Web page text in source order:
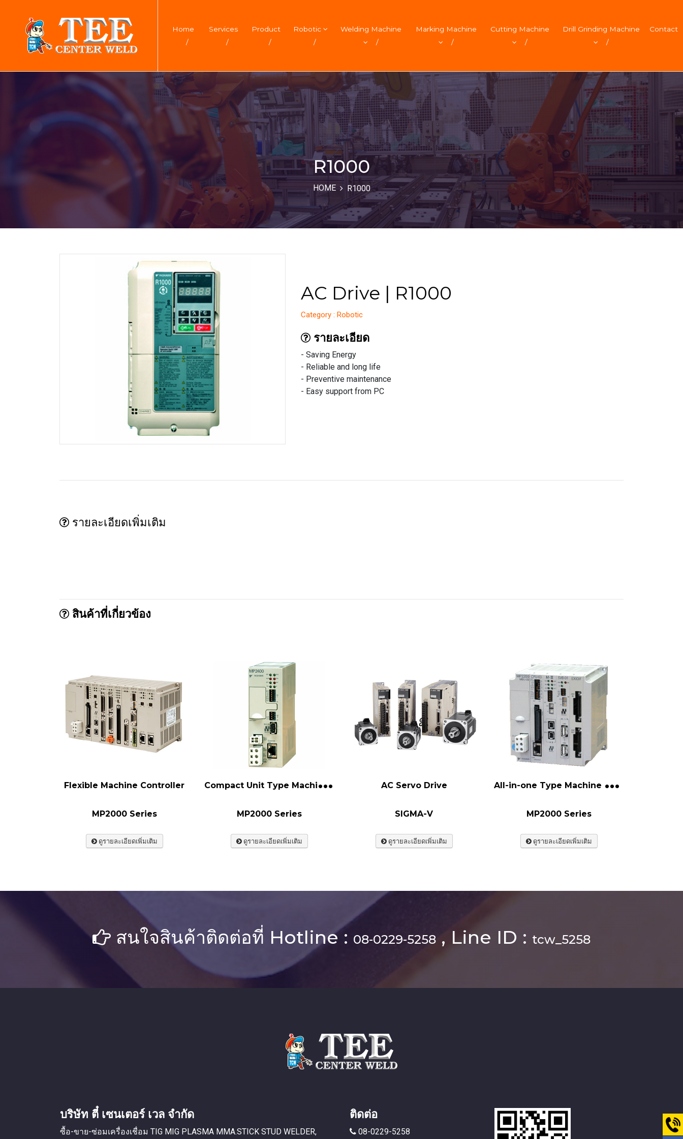
Home
/
Services
/
Product
/
Robotic
/
Welding Machine
/
Marking Machine
/
Cutting Machine
/
Drill Grinding Machine
/
Contact
R1000
HOME R1000
AC Drive | R1000
Category : Robotic
รายละเอียด
- Saving Energy
- Reliable and long life
- Preventive maintenance
- Easy support from PC
รายละเอียดเพิ่มเติม
สินค้าที่เกี่ยวข้อง
Flexible Machine Controller
MP2000 Series
ดูรายละเอียดเพิ่มเติม
C
ompact Unit Type Machine Controller
MP2000 Series
ดูรายละเอียดเพิ่มเติม
AC Servo Drive
SIGMA-V
ดูรายละเอียดเพิ่มเติม
A
ll-in-one Type Machine Controller
MP2000 Series
ดูรายละเอียดเพิ่มเติม
สนใจสินค้าติดต่อที่ Hotline : 08-0229-5258 , Line ID : tcw_5258
บริษัท ตี๋ เซนเตอร์ เวล จำกัด
ซื้อ-ขาย-ซ่อมเครื่องเชื่อม TIG MIG PLASMA MMA.STICK STUD WELDER,
ติดต่อ
08-0229-5258